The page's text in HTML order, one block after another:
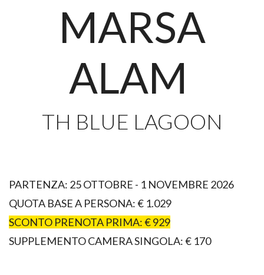
MARSA
ALAM
TH BLUE LAGOON
PARTENZA: 25 OTTOBRE - 1 NOVEMBRE 2026
QUOTA BASE A PERSONA:€ 1.029
SCONTO PRENOTA PRIMA: € 929
SUPPLEMENTO CAMERA SINGOLA:€ 170